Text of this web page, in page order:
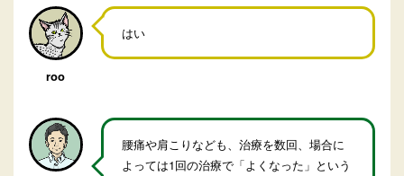
roo
はい
腰痛や肩こりなども、治療を数回、場合に
よっては1回の治療で「よくなった」という